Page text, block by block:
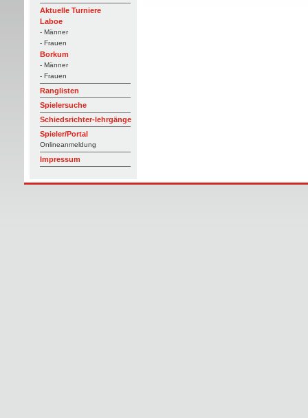
Aktuelle Turniere
Laboe
- Männer
- Frauen
Borkum
- Männer
- Frauen
Ranglisten
Spielersuche
Schiedsrichter-lehrgänge
Spieler/Portal
Onlineanmeldung
Impressum